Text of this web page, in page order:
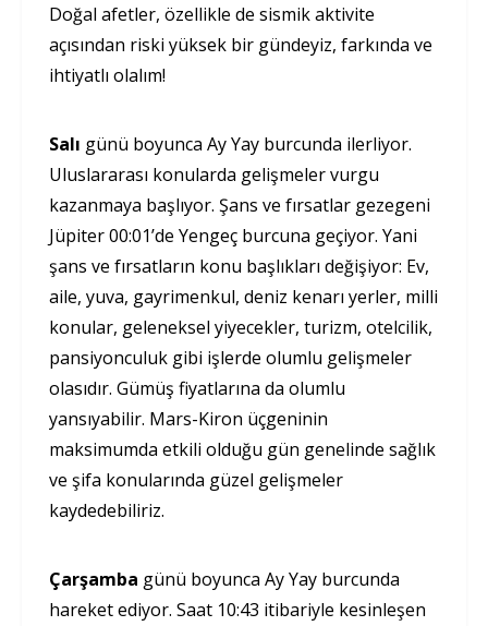
Doğal afetler, özellikle de sismik aktivite
açısından riski yüksek bir gündeyiz, farkında ve
ihtiyatlı olalım!
Salı günü boyunca Ay Yay burcunda ilerliyor.
Uluslararası konularda gelişmeler vurgu
kazanmaya başlıyor. Şans ve fırsatlar gezegeni
Jüpiter 00:01’de Yengeç burcuna geçiyor. Yani
şans ve fırsatların konu başlıkları değişiyor: Ev,
aile, yuva, gayrimenkul, deniz kenarı yerler, milli
konular, geleneksel yiyecekler, turizm, otelcilik,
pansiyonculuk gibi işlerde olumlu gelişmeler
olasıdır. Gümüş fiyatlarına da olumlu
yansıyabilir. Mars-Kiron üçgeninin
maksimumda etkili olduğu gün genelinde sağlık
ve şifa konularında güzel gelişmeler
kaydedebiliriz.
Çarşamba günü boyunca Ay Yay burcunda
hareket ediyor. Saat 10:43 itibariyle kesinleşen